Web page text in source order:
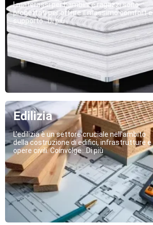
I materassi per bambini e ragazzi sono
progettati per offrire il massimo comfort e
supporto...Di più
Edilizia
L'edilizia è un settore cruciale nell'ambito
della costruzione di edifici, infrastrutture e
opere civili. Coinvolge...Di più